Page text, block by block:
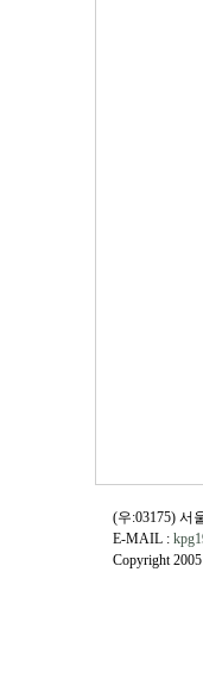
(우:03175) 서
E-MAIL :
Copyright